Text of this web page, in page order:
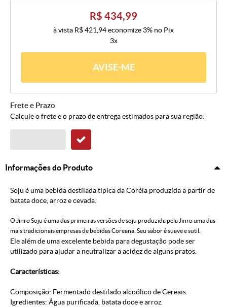
R$ 434,99
à vista R$ 421,94economize 3% no Pix
3x
AVISE-ME
Frete e Prazo
Calcule o frete e o prazo de entrega estimados para sua região:
Informações do Produto
Soju é uma bebida destilada típica da Coréia produzida a partir de
batata doce, arroz e cevada.
O Jinro Soju é uma das primeiras versões de soju produzida pela Jinro uma das
mais tradicionais empresas de bebidas Coreana. Seu sabor é suave e sutil.
Ele além de uma excelente bebida para degustação pode ser
utilizado para ajudar a neutralizar a acidez de alguns pratos.
Características:
Composição: Fermentado destilado alcoólico de Cereais.
Igredientes: Água purificada, batata doce e arroz.